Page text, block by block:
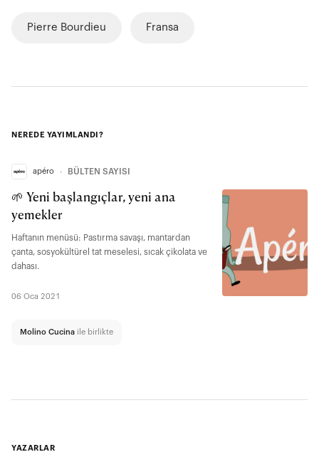
Pierre Bourdieu Fransa
NEREDE YAYIMLANDI?
apéro ∙ BÜLTEN SAYISI
🌱 Yeni başlangıçlar, yeni ana
yemekler
Haftanın menüsü: Pastırma savaşı, mantardan
çanta, sosyokültürel tat meselesi, sıcak çikolata ve
dahası.
06 Oca 2021
Molino Cucina ile birlikte
YAZARLAR